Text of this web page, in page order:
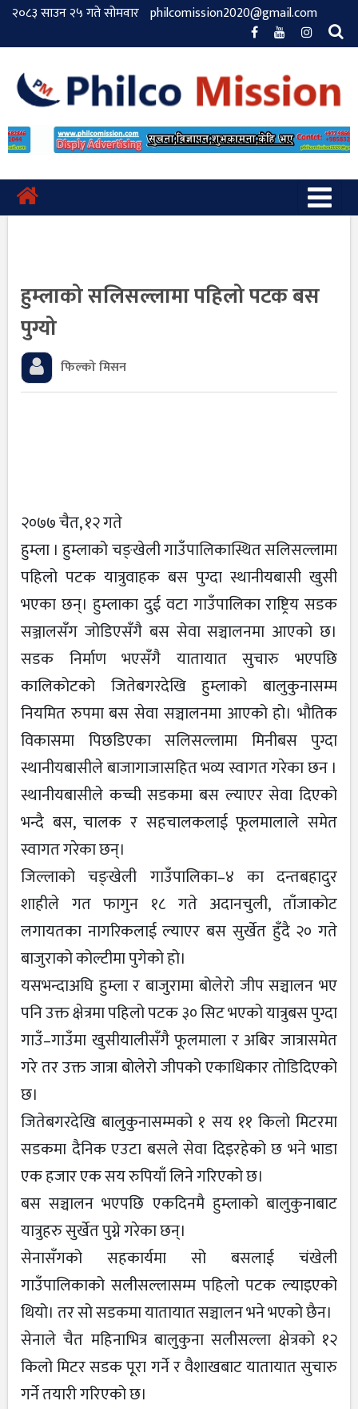
२०८३ साउन २५ गते सोमवार philcomission2020@gmail.com
हुम्लाको सलिसल्लामा पहिलो पटक बस
पुग्यो
फिल्को मिसन
२०७७ चैत, १२ गते
हुम्ला । हुम्लाको चङ्खेली गाउँपालिकास्थित सलिसल्लामा
पहिलो पटक यात्रुवाहक बस पुग्दा स्थानीयबासी खुसी
भएका छन्। हुम्लाका दुई वटा गाउँपालिका राष्ट्रिय सडक
सञ्जालसँग जोडिएसँगै बस सेवा सञ्चालनमा आएको छ।
सडक निर्माण भएसँगै यातायात सुचारु भएपछि
कालिकोटको जितेबगरदेखि हुम्लाको बालुकुनासम्म
नियमित रुपमा बस सेवा सञ्चालनमा आएको हो। भौतिक
विकासमा पिछडिएका सलिसल्लामा मिनीबस पुग्दा
स्थानीयबासीले बाजागाजासहित भव्य स्वागत गरेका छन ।
स्थानीयबासीले कच्ची सडकमा बस ल्याएर सेवा दिएको
भन्दै बस, चालक र सहचालकलाई फूलमालाले समेत
स्वागत गरेका छन्।
जिल्लाको चङ्खेली गाउँपालिका–४ का दन्तबहादुर
शाहीले गत फागुन १८ गते अदानचुली, ताँजाकोट
लगायतका नागरिकलाई ल्याएर बस सुर्खेत हुँदै २० गते
बाजुराको कोल्टीमा पुगेको हो।
यसभन्दाअघि हुम्ला र बाजुरामा बोलेरो जीप सञ्चालन भए
पनि उक्त क्षेत्रमा पहिलो पटक ३० सिट भएको यात्रुबस पुग्दा
गाउँ–गाउँमा खुसीयालीसँगै फूलमाला र अबिर जात्रासमेत
गरे तर उक्त जात्रा बोलेरो जीपको एकाधिकार तोडिदिएको
छ।
जितेबगरदेखि बालुकुनासम्मको १ सय ११ किलो मिटरमा
सडकमा दैनिक एउटा बसले सेवा दिइरहेको छ भने भाडा
एक हजार एक सय रुपियाँ लिने गरिएको छ।
बस सञ्चालन भएपछि एकदिनमै हुम्लाको बालुकुनाबाट
यात्रुहरु सुर्खेत पुग्ने गरेका छन्।
सेनासँगको सहकार्यमा सो बसलाई चंखेली
गाउँपालिकाको सलीसल्लासम्म पहिलो पटक ल्याइएको
थियो। तर सो सडकमा यातायात सञ्चालन भने भएको छैन।
सेनाले चैत महिनाभित्र बालुकुना सलीसल्ला क्षेत्रको १२
किलो मिटर सडक पूरा गर्ने र वैशाखबाट यातायात सुचारु
गर्ने तयारी गरिएको छ।